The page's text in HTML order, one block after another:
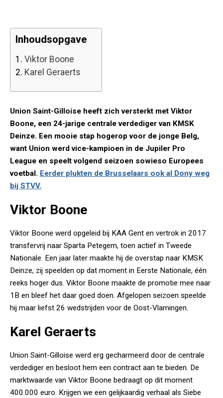
Inhoudsopgave
1. Viktor Boone
2. Karel Geraerts
Union Saint-Gilloise heeft zich versterkt met Viktor
Boone, een 24-jarige centrale verdediger van KMSK
Deinze. Een mooie stap hogerop voor de jonge Belg,
want Union werd vice-kampioen in de Jupiler Pro
League en speelt volgend seizoen sowieso Europees
voetbal. Eerder plukten de Brusselaars ook al Dony weg
bij STVV.
Viktor Boone
Viktor Boone werd opgeleid bij KAA Gent en vertrok in 2017
transfervrij naar Sparta Petegem, toen actief in Tweede
Nationale. Een jaar later maakte hij de overstap naar KMSK
Deinze, zij speelden op dat moment in Eerste Nationale, één
reeks hoger dus. Viktor Boone maakte de promotie mee naar
1B en bleef het daar goed doen. Afgelopen seizoen speelde
hij maar liefst 26 wedstrijden voor de Oost-Vlamingen.
Karel Geraerts
Union Saint-Gilloise werd erg gecharmeerd door de centrale
verdediger en besloot hem een contract aan te bieden. De
marktwaarde van Viktor Boone bedraagt op dit moment
400.000 euro. Krijgen we een gelijkaardig verhaal als Siebe